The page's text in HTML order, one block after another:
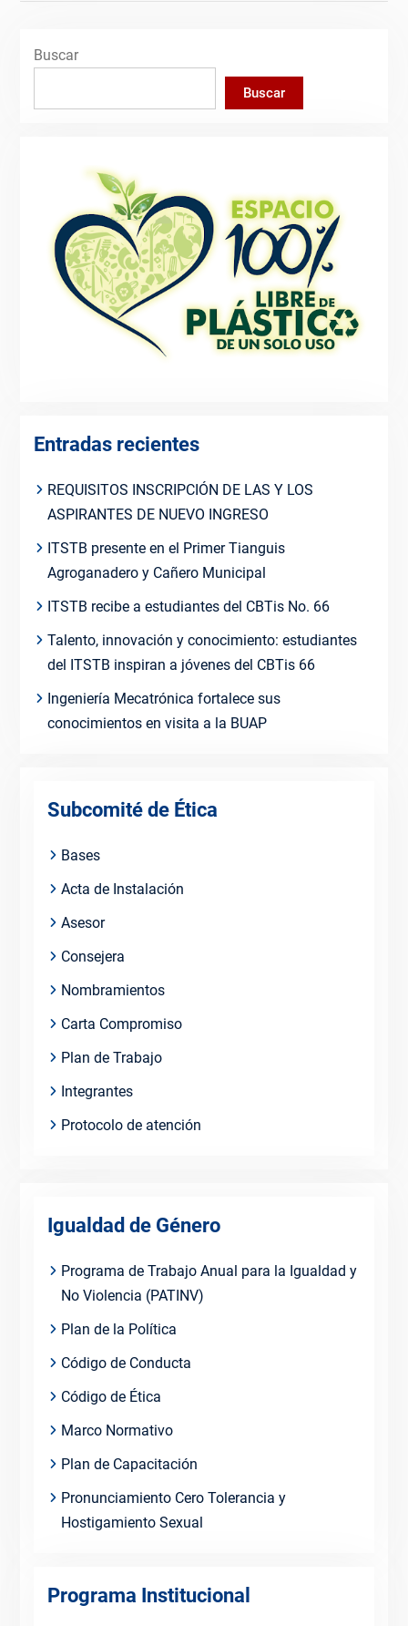
Buscar
Buscar
Entradas recientes
REQUISITOS INSCRIPCIÓN DE LAS Y LOS
ASPIRANTES DE NUEVO INGRESO
ITSTB presente en el Primer Tianguis
Agroganadero y Cañero Municipal
ITSTB recibe a estudiantes del CBTis No. 66
Talento, innovación y conocimiento: estudiantes
del ITSTB inspiran a jóvenes del CBTis 66
Ingeniería Mecatrónica fortalece sus
conocimientos en visita a la BUAP
Subcomité de Ética
Bases
Acta de Instalación
Asesor
Consejera
Nombramientos
Carta Compromiso
Plan de Trabajo
Integrantes
Protocolo de atención
Igualdad de Género
Programa de Trabajo Anual para la Igualdad y
No Violencia (PATINV)
Plan de la Política
Código de Conducta
Código de Ética
Marco Normativo
Plan de Capacitación
Pronunciamiento Cero Tolerancia y
Hostigamiento Sexual
Programa Institucional